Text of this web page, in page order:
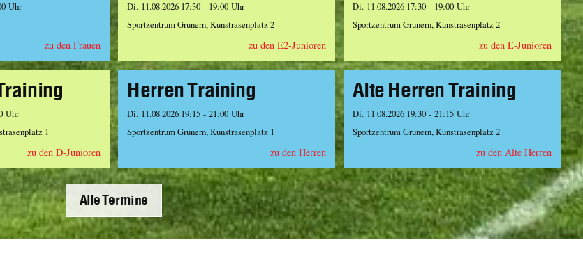
Uhr
zu den Frauen
Di. 11.08.2026 17:30 - 19:00 Uhr
Sportzentrum Grunern, Kunstrasenplatz 2
zu den E2-Junioren
Di. 11.08.2026 17:30 - 19:00 Uhr
Sportzentrum Grunern, Kunstrasenplatz 2
zu den E-Junioren
Uhr
1
zu den D-Junioren
Herren Training
Di. 11.08.2026 19:15 - 21:00 Uhr
Sportzentrum Grunern, Kunstrasenplatz 1
zu den Herren
Alte Herren Training
Di. 11.08.2026 19:30 - 21:15 Uhr
Sportzentrum Grunern, Kunstrasenplatz 2
zu den Alte Herren
Alle Termine